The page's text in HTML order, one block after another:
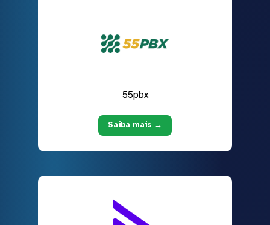
55pbx
Saiba mais →